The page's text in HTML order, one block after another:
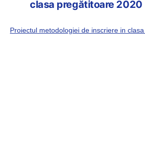
clasa pregătitoare 2020
Proiectul metodologiei de inscriere in